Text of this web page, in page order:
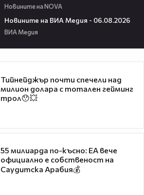
Новините на NOVA
Новините на ВИА Медия - 06.08.2026
ВИА Медия
Тийнейджър почти спечели над
милион долара с тотален гейминг
трол😯💥
55 милиарда по-късно: EA вече
официално е собственост на
Саудитска Арабия💰